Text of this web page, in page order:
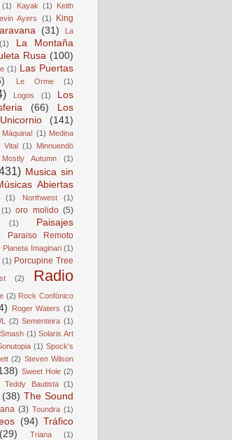
(1) Kayak (1)
Keith
Ayers (1)
King
(31)
La
(1)
La Montaña
Rusa (100)
(1) Las Puertas
Le Orme (1)
Logos (1)
Los
(66)
Los
(141)
Máquina! (1) Medina
Vital (1)
Minnuendö
Mostly Autumn (1)
Musica sin
Abiertas
(1) Northwest (1)
(1) oro molido (5)
(1)
Paisajes
Paraiso Remoto
Planeta Imaginari (1)
(1) Porcupine Tree
(2)
Radio
(2) Rock Confónico
Roger Waters (1)
(2) Sementeira (1)
Smash (1) Solaris Art
(1) Spock's
(2) Steven Wilson
Sweet Hole (2)
Teddy Bautista (1)
(38) The Sound
(3) Toundra (1)
(94) Tráfico
(29) Triana
(1)